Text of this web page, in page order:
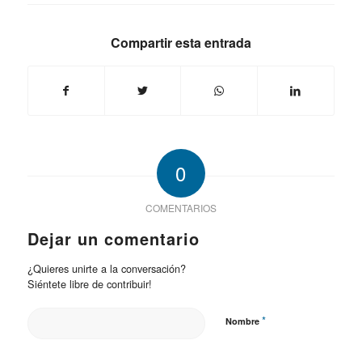
Compartir esta entrada
0
COMENTARIOS
Dejar un comentario
¿Quieres unirte a la conversación?
Siéntete libre de contribuir!
Nombre *